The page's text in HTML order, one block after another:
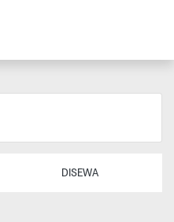
DISEWA